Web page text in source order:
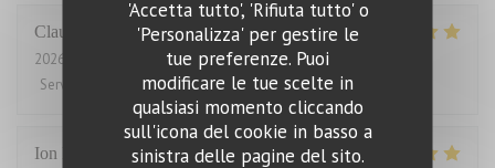
'Accetta tutto', 'Rifiuta tutto' o
'Personalizza' per gestire le
tue preferenze. Puoi
modificare le tue scelte in
qualsiasi momento cliccando
sull'icona del cookie in basso a
sinistra delle pagine del sito.
Claude
2026-07-31
- 19:45 - Ospiti 2
Servizio
Atmosfera:5/5 Cucina:5 /5 Qualità / Prezzo
Ion